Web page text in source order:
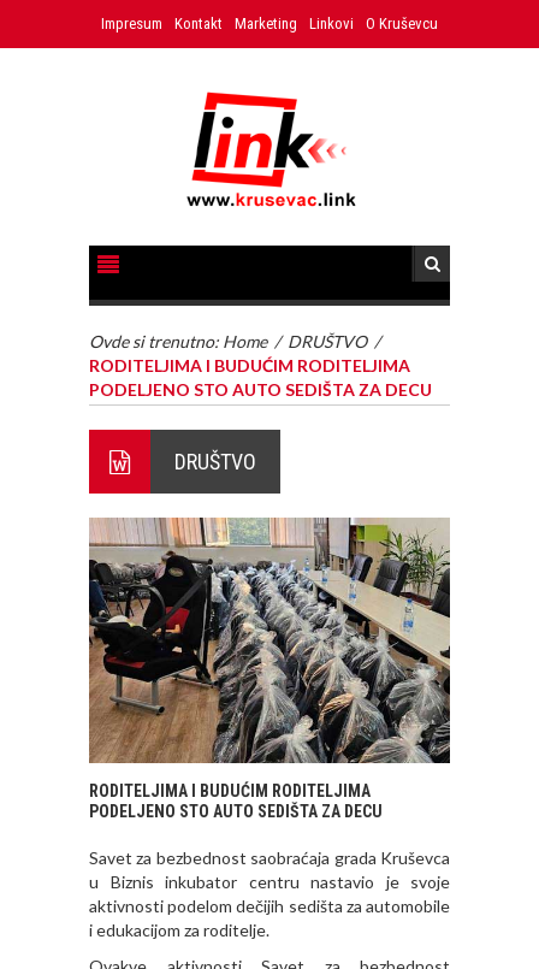
Impresum Kontakt Marketing Linkovi O Kruševcu
Ovde si trenutno: Home / DRUŠTVO /
RODITELJIMA I BUDUĆIM RODITELJIMA
PODELJENO STO AUTO SEDIŠTA ZA DECU
DRUŠTVO
RODITELJIMA I BUDUĆIM RODITELJIMA
PODELJENO STO AUTO SEDIŠTA ZA DECU
Savet za bezbednost saobraćaja grada Kruševca
u Biznis inkubator centru nastavio je svoje
aktivnosti podelom dečijih sedišta za automobile
i edukacijom za roditelje.